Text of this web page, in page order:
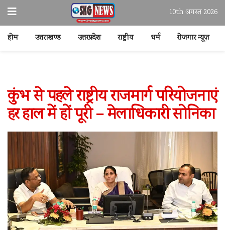
10th अगस्त 2026
होम उत्तराखण्ड उत्तरप्रदेश राष्ट्रीय धर्म रोजगार न्यूज़
कुंभ से पहले राष्ट्रीय राजमार्ग परियोजनाएं
हर हाल में हों पूरी – मेलाधिकारी सोनिका